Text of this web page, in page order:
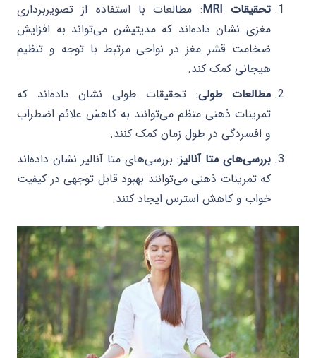
تحقیقات MRI
: مطالعات با استفاده از تصویربرداری
مغزی نشان داده‌اند که مدیتیشن می‌تواند به افزایش
ضخامت قشر مغز در نواحی مرتبط با توجه و تنظیم
هیجانی کمک کند.
مطالعات طولی: تحقیقات طولی نشان داده‌اند که
تمرینات ذهنی منظم می‌توانند به کاهش علائم اضطراب
و افسردگی در طول زمان کمک کنند.
بررسی‌های متا آنالیز: بررسی‌های متا آنالیز نشان داده‌اند
که تمرینات ذهنی می‌توانند بهبود قابل توجهی در کیفیت
خواب و کاهش استرس ایجاد کنند.